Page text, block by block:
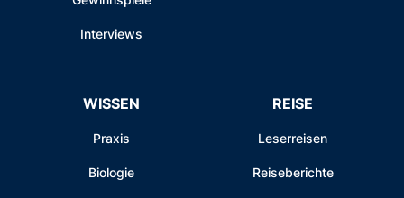
Interviews
WISSEN
Praxis
Biologie
REISE
Leserreisen
Reiseberichte